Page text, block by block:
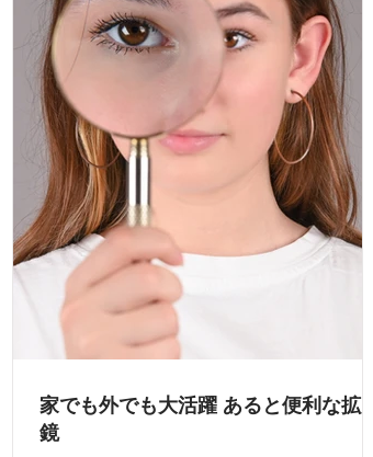
家でも外でも大活躍 あると便利な拡大
鏡